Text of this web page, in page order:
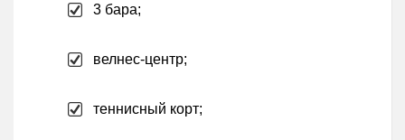
3 бара;
велнес-центр;
теннисный корт;